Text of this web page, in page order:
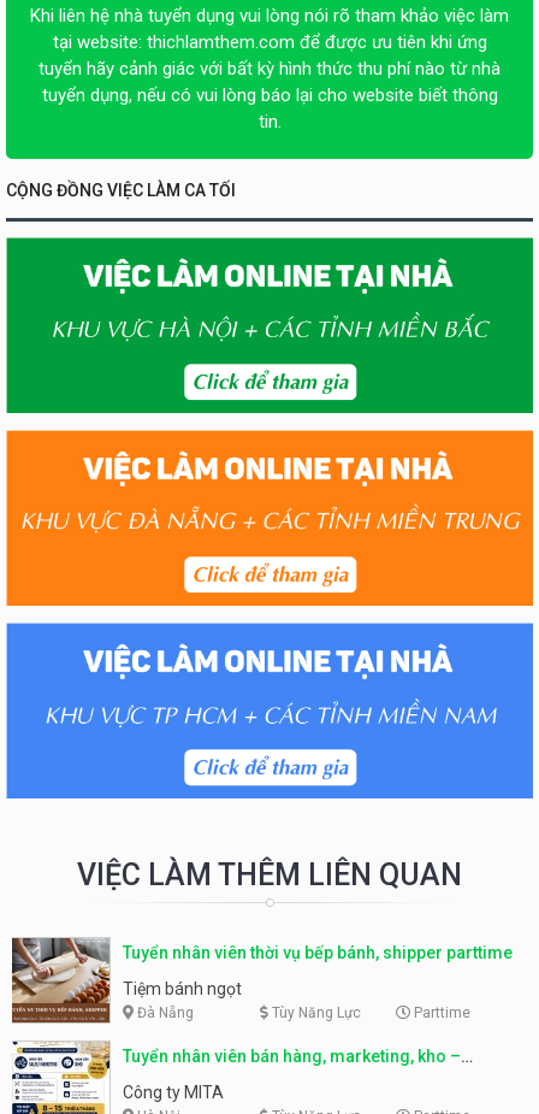
Khi liên hệ nhà tuyển dụng vui lòng nói rõ tham khảo việc làm
tại website: thichlamthem.com để được ưu tiên khi ứng
tuyển hãy cảnh giác với bất kỳ hình thức thu phí nào từ nhà
tuyển dụng, nếu có vui lòng báo lại cho website biết thông
tin.
CỘNG ĐỒNG VIỆC LÀM CA TỐI
VIỆC LÀM THÊM LIÊN QUAN
Tuyển nhân viên thời vụ bếp bánh, shipper parttime
Tiệm bánh ngọt
Đà Nẵng Tùy Năng Lực Parttime
Tuyển nhân viên bán hàng, marketing, kho –
parttime, fulltime
Công ty MITA